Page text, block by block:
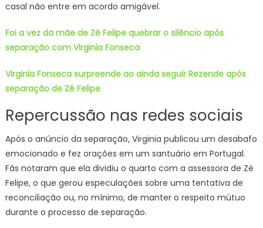
casal não entre em acordo amigável.
Foi a vez da mãe de Zé Felipe quebrar o silêncio após
separação com Virginia Fonseca
Virginia Fonseca surpreende ao ainda seguir Rezende após
separação de Zé Felipe
Repercussão nas redes sociais
Após o anúncio da separação, Virginia publicou um desabafo
emocionado e fez orações em um santuário em Portugal.
Fãs notaram que ela dividiu o quarto com a assessora de Zé
Felipe, o que gerou especulações sobre uma tentativa de
reconciliação ou, no mínimo, de manter o respeito mútuo
durante o processo de separação.